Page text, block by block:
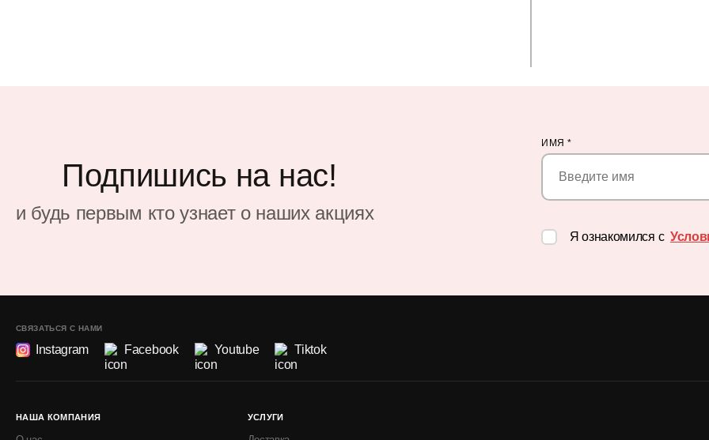
Подпишись на нас!
и будь первым кто узнает о наших акциях
ИМЯ *
Я ознакомился с
СВЯЗАТЬСЯ С НАМИ
Instagram Facebook Youtube Tiktok
НАША КОМПАНИЯ УСЛУГИ